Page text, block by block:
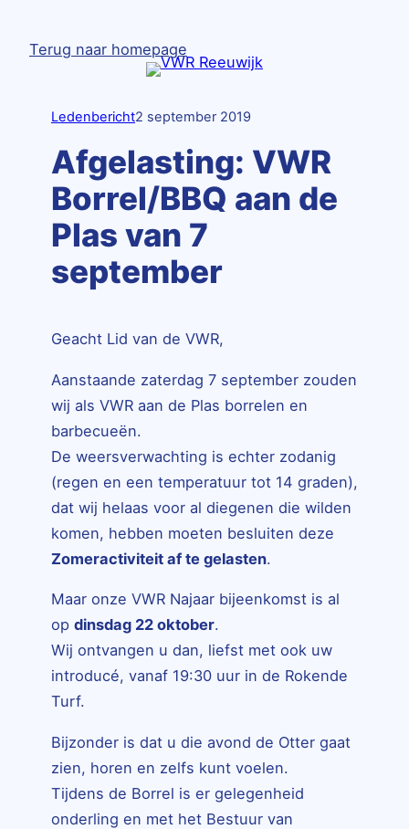
naarTerug naar homepage
Ledenbericht2 september 2019
Afgelasting: VWR
Borrel/BBQ aan de
Plas van 7
september
Geacht Lid van de VWR,
Aanstaande zaterdag 7 september zouden
wij als VWR aan de Plas borrelen en
barbecueën.
De weersverwachting is echter zodanig
(regen en een temperatuur tot 14 graden),
dat wij helaas voor al diegenen die wilden
komen, hebben moeten besluiten deze
Zomeractiviteit af te gelasten.
Maar onze VWR Najaar bijeenkomst is al
op dinsdag 22 oktober.
Wij ontvangen u dan, liefst met ook uw
introducé, vanaf 19:30 uur in de Rokende
Turf.
Bijzonder is dat u die avond de Otter gaat
zien, horen en zelfs kunt voelen.
Tijdens de Borrel is er gelegenheid
onderling en met het Bestuur van